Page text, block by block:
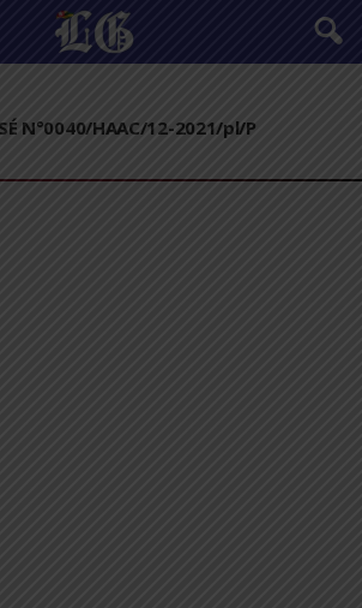
N°0040/HAAC/12-2021/pl/P